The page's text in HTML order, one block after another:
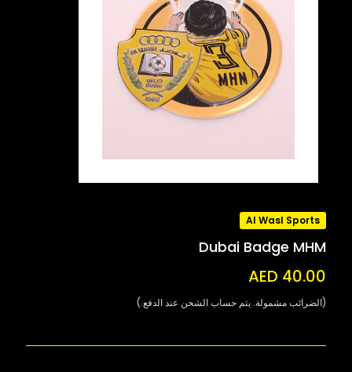
Al Wasl Sports
Dubai Badge MHM
AED 40.00
(الضرائب مشمولة. يتم حساب الشحن عند الدفع.)